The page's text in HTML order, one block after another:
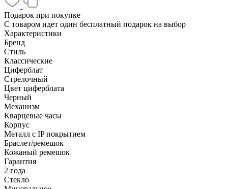
Подарок при покупке
С товаром идет один бесплатный подарок на выбор
Характеристики
Бренд
Стиль
Классические
Циферблат
Стрелочный
Цвет циферблата
Черный
Механизм
Кварцевые часы
Корпус
Металл с IP покрытием
Браслет/ремешок
Кожаный ремешок
Гарантия
2 года
Стекло